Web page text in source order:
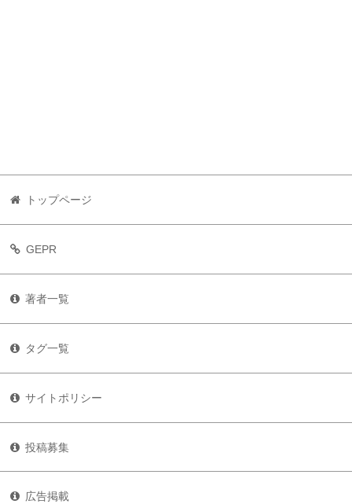
トップページ
GEPR
著者一覧
タグ一覧
サイトポリシー
投稿募集
広告掲載